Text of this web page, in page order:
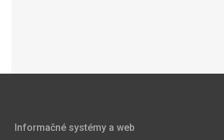
Informačné systémy a web